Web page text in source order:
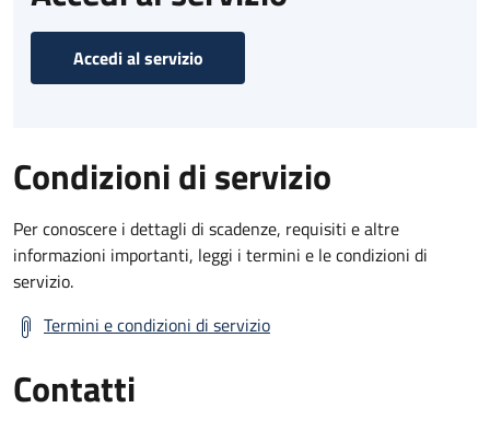
Accedi al servizio
Condizioni di servizio
Per conoscere i dettagli di scadenze, requisiti e altre
informazioni importanti, leggi i termini e le condizioni di
servizio.
Termini e condizioni di servizio
Contatti